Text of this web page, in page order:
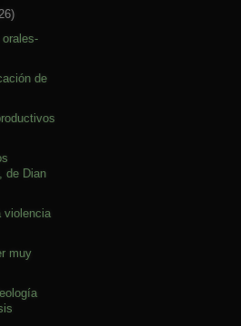
de
de Dian
violencia
muy